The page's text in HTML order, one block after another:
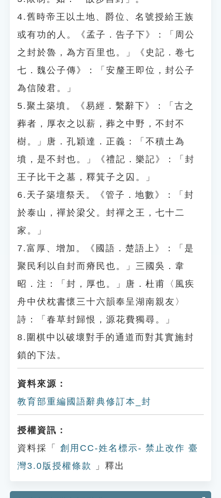
4.舊時帝王以土地、爵位、名號授給王族
或有功的人。《孟子．告子下》：「周公
之封於魯，為方百里也。」《史記．卷七
七．魏公子傳》：「安釐王即位，封公子
為信陵君。」
5.聚土築墳。《易經．繫辭下》：「古之
葬者，厚衣之以薪，葬之中野，不封不
樹。」唐．孔穎達．正義：「不積土為
墳，是不封也。」《禮記．樂記》：「封
王子比干之墓，釋箕子之囚。」
6.天子築壇祭天。《管子．地數》：「封
於泰山，禪於梁父。封禪之王，七十二
家。」
7.富厚、增加。《國語．楚語上》：「是
聚民利以自封而瘠民也。」三國吳．韋
昭．注：「封，厚也。」唐．杜甫〈風疾
舟中伏枕書懷三十六韻奉呈湖南親友〉
詩：「春草封歸恨，源花費獨尋。」
8.圍棋中以破壞對手的通道而對其實施封
鎖的下法。
資料來源：
教育部重編國語辭典修訂本_封
授權資訊：
資料採「
創用CC-姓名標示- 禁止改作 臺
灣3.0版授權條款
」釋出